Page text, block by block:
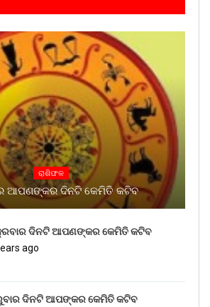
ରାଶିଫଳ
ଆପଣଙ୍କର ଦିନଟି କେମିତି କଟିବ
ଦିନଟି ଆପଣଙ୍କର କେମିତି କଟିବ
ago
ଦିନଟି ଆପଙ୍କର କେମିତି କଟିବ